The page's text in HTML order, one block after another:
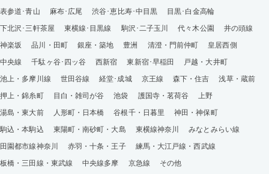
表参道･青山 麻布･広尾 渋谷･恵比寿･中目黒
目黒･白金高輪
下北沢･三軒茶屋
東横線･目黒線 駒沢･二子玉川 代々木公園
井の頭線
神楽坂
品川・田町 銀座・築地 豊洲 清澄・門前仲町
皇居西側
中央線
千駄ヶ谷･四ッ谷 西新宿 東新宿･早稲田
戸越・大井町
池上・多摩川線
世田谷線 経堂･成城 京王線 森下・住吉
浅草・蔵前
押上・錦糸町
目白・雑司が谷 池袋 護国寺・茗荷谷
上野
湯島・東大前
人形町・日本橋 谷根千・日暮里
神田・神保町
駒込・本駒込
東陽町・南砂町・大島 東横線神奈川
みなとみらい線
田園都市線神奈川
赤羽・十条・王子
練馬・大江戸線・西武線
板橋・三田線・東武線
中央線多摩 京急線 その他